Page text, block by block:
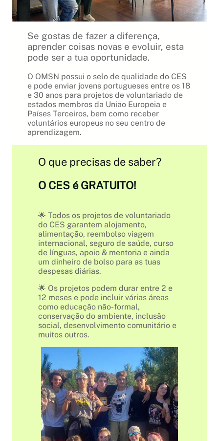
Se gostas de fazer a diferença,
aprender coisas novas e evoluir, esta
pode ser a tua oportunidade.
O OMSN possui o selo de qualidade do CES
e pode enviar jovens portugueses entre os 18
e 30 anos para projetos de voluntariado de
estados membros da União Europeia e
Países Terceiros, bem como receber
voluntários europeus no seu centro de
aprendizagem.
O que precisas de saber?
O CES é GRATUITO!
🌟 Todos os projetos de voluntariado
do CES garantem alojamento,
alimentação, reembolso viagem
internacional, seguro de saúde, curso
de línguas, apoio & mentoria e ainda
um dinheiro de bolso para as tuas
despesas diárias.
🌟 Os projetos podem durar entre 2 e
12 meses e pode incluir várias áreas
como educação não-formal,
conservação do ambiente, inclusão
social, desenvolvimento comunitário e
muitos outros.